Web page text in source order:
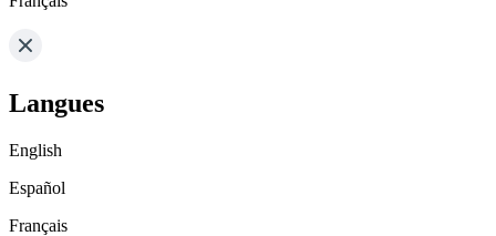
Langues
English
Español
Français